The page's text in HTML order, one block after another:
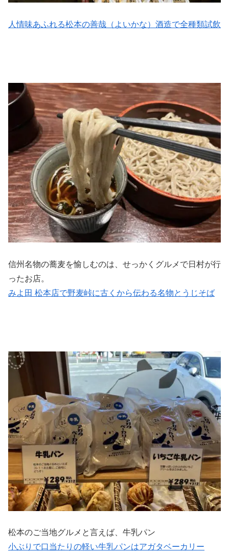
人情味あふれる松本の善哉（よいかな）酒造で全種類試飲
信州名物の蕎麦を愉しむのは、せっかくグルメで日村が行
ったお店。
みよ田 松本店で野麦峠に古くから伝わる名物とうじそば
松本のご当地グルメと言えば、牛乳パン
小ぶりで口当たりの軽い牛乳パンはアガタベーカリー